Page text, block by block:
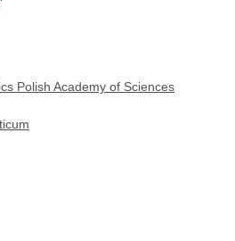
Polish Academy of Sciences